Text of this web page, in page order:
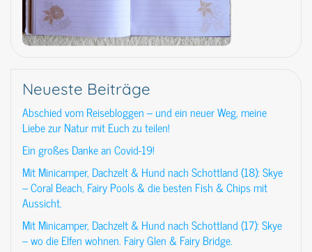
Neueste Beiträge
Abschied vom Reisebloggen – und ein neuer Weg, meine
Liebe zur Natur mit Euch zu teilen!
Ein großes Danke an Covid-19!
Mit Minicamper, Dachzelt & Hund nach Schottland (18): Skye
– Coral Beach, Fairy Pools & die besten Fish & Chips mit
Aussicht.
Mit Minicamper, Dachzelt & Hund nach Schottland (17): Skye
– wo die Elfen wohnen. Fairy Glen & Fairy Bridge.